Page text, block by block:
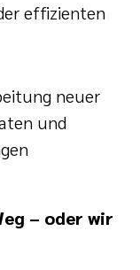
effizienten
neuer
und
– oder wir